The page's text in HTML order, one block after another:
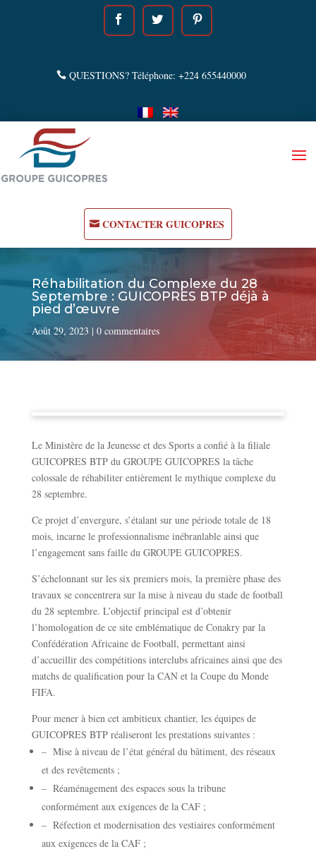
QUESTIONS? Téléphone: +224 655440000
CONTACTER GUICOPRES
Réhabilitation du Complexe du 28
Septembre : GUICOPRES BTP déjà à
pied d’œuvre
Août 29, 2023 | 0 commentaires
Le Ministère de la Jeunesse et des Sports a confié à la filiale
GUICOPRES BTP du GROUPE GUICOPRES la tâche
colossale de réhabiliter entièrement le mythique complexe du
28 septembre.
Ce projet d’envergure, s’étalant sur une période totale de 18
mois, incarne le professionnalisme inébranlable ainsi que
l’engagement sans faille du GROUPE GUICOPRES.
S’échelonnant sur les six premiers mois, la première phase des
travaux se concentrera sur la mise à niveau du stade de football
du 28 septembre. L’objectif principal est d’obtenir
l’homologation de ce site emblématique de Conakry par la
Confédération Africaine de Football, permettant ainsi
d’accueillir des compétitions interclubs africaines ainsi que des
matchs de qualification pour la CAN et la Coupe du Monde
FIFA.
Pour mener à bien cet ambitieux chantier, les équipes de
GUICOPRES BTP réaliseront les prestations suivantes :
– Mise à niveau de l’état général du bâtiment, des réseaux
et des revêtements ;
– Réaménagement des espaces sous la tribune
conformément aux exigences de la CAF ;
– Réfection et modernisation des vestiaires conformément
aux exigences de la CAF ;